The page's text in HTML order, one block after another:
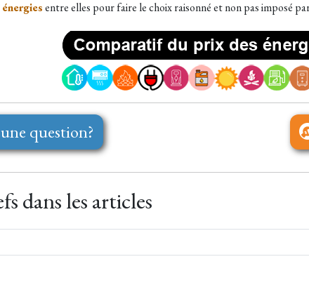
entre elles pour faire le choix raisonné et non pas imposé
question?
dans les articles